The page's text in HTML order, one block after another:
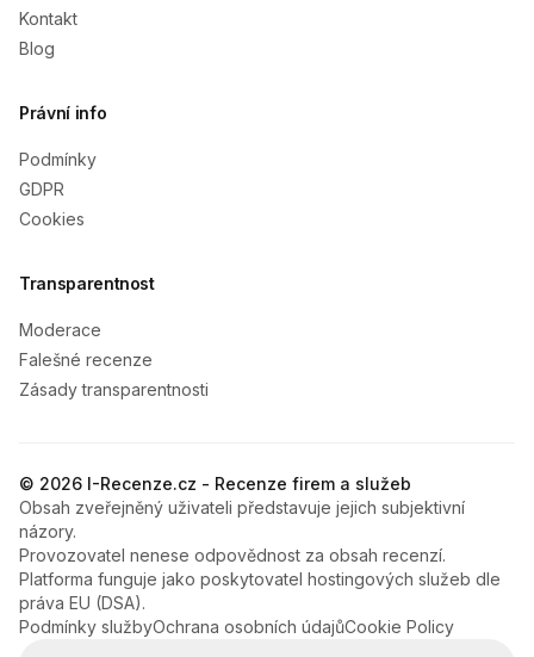
Kontakt
Blog
Právní info
Podmínky
GDPR
Cookies
Transparentnost
Moderace
Falešné recenze
Zásady transparentnosti
© 2026 I-Recenze.cz - Recenze firem a služeb
Obsah zveřejněný uživateli představuje jejich subjektivní
názory.
Provozovatel nenese odpovědnost za obsah recenzí.
Platforma funguje jako poskytovatel hostingových služeb dle
práva EU (DSA).
Podmínky službyOchrana osobních údajůCookie Policy